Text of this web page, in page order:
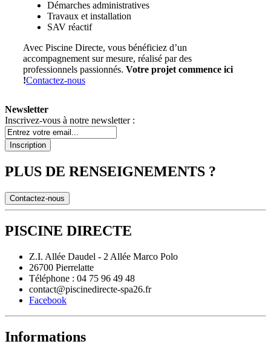
Démarches administratives
Travaux et installation
SAV réactif
Avec Piscine Directe, vous bénéficiez d’un
accompagnement sur mesure, réalisé par des
professionnels passionnés. Votre projet commence ici
!Contactez-nous
Newsletter
Inscrivez-vous à notre newsletter :
Inscription
PLUS DE RENSEIGNEMENTS ?
Contactez-nous
PISCINE DIRECTE
Z.I. Allée Daudel - 2 Allée Marco Polo
26700 Pierrelatte
Téléphone : 04 75 96 49 48
contact@piscinedirecte-spa26.fr
Facebook
Informations